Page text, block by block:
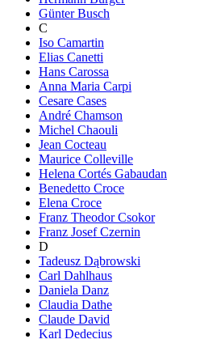
Günter Busch
C
Iso Camartin
Elias Canetti
Hans Carossa
Anna Maria Carpi
Cesare Cases
André Chamson
Michel Chaouli
Jean Cocteau
Maurice Colleville
Helena Cortés Gabaudan
Benedetto Croce
Elena Croce
Franz Theodor Csokor
Franz Josef Czernin
D
Tadeusz Dąbrowski
Carl Dahlhaus
Daniela Danz
Claudia Dathe
Claude David
Karl Dedecius